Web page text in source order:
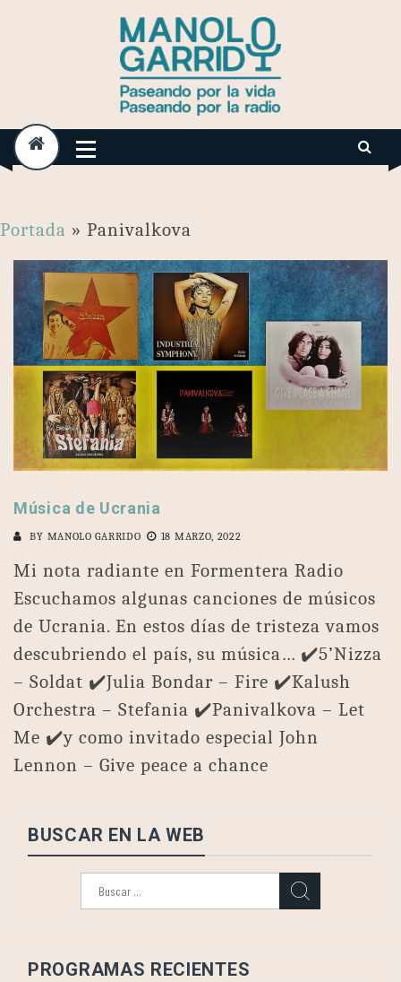
Portada » Panivalkova
Música de Ucrania
BY MANOLO GARRIDO 18 MARZO, 2022
Mi nota radiante en Formentera Radio
Escuchamos algunas canciones de músicos
de Ucrania. En estos días de tristeza vamos
descubriendo el país, su música… ✔️5’Nizza
– Soldat ✔️Julia Bondar – Fire ✔️Kalush
Orchestra – Stefania ✔️Panivalkova – Let
Me ✔️y como invitado especial John
Lennon – Give peace a chance
BUSCAR EN LA WEB
PROGRAMAS RECIENTES